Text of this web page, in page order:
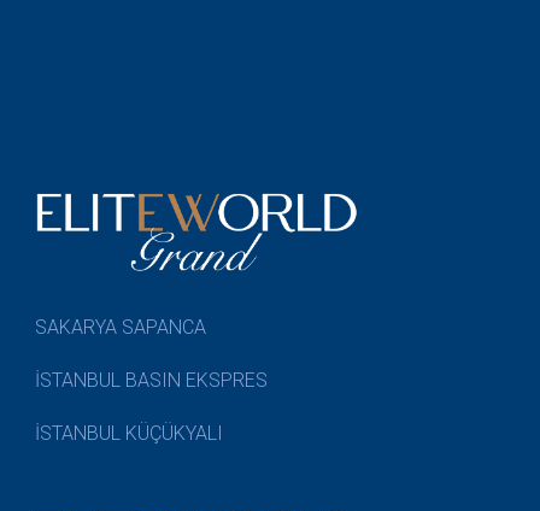
SAKARYA SAPANCA
İSTANBUL BASIN EKSPRES
İSTANBUL KÜÇÜKYALI